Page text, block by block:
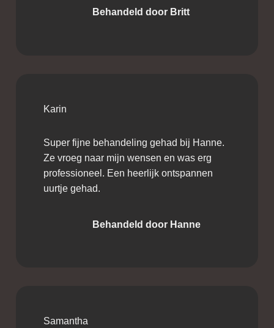
Behandeld door Britt
Karin
Super fijne behandeling gehad bij Hanne.
Ze vroeg naar mijn wensen en was erg
professioneel. Een heerlijk ontspannen
uurtje gehad.
Behandeld door Hanne
Samantha